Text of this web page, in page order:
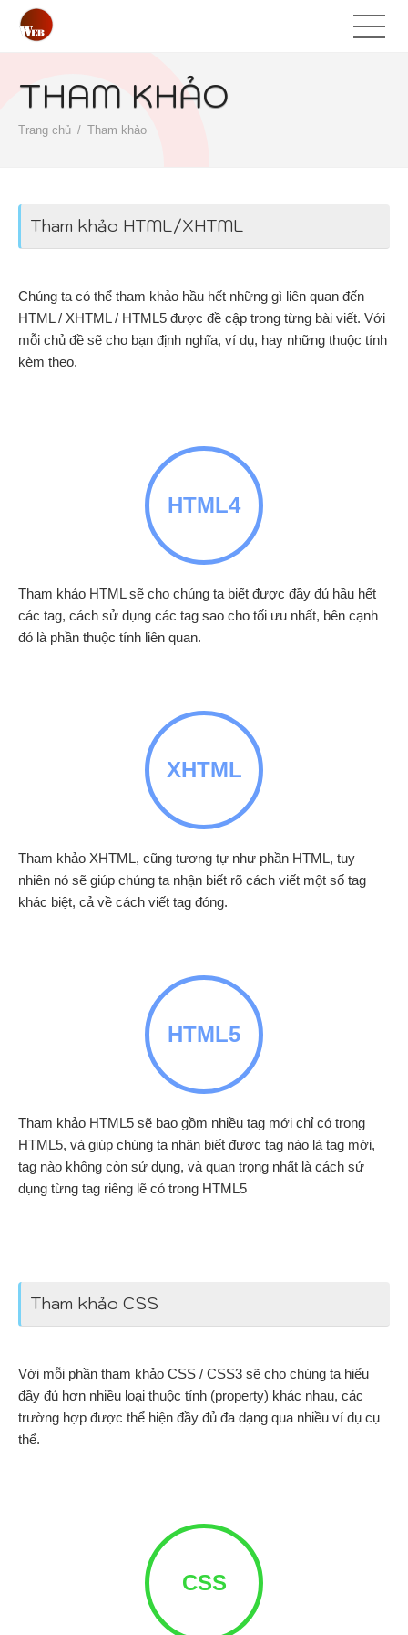
THAM KHẢO
Trang chủ Tham khảo
Tham khảo HTML/XHTML
Chúng ta có thể tham khảo hầu hết những gì liên quan đến
HTML / XHTML / HTML5 được đề cập trong từng bài viết. Với
mỗi chủ đề sẽ cho bạn định nghĩa, ví dụ, hay những thuộc tính
kèm theo.
HTML4
Tham khảo HTML sẽ cho chúng ta biết được đầy đủ hầu hết
các tag, cách sử dụng các tag sao cho tối ưu nhất, bên cạnh
đó là phần thuộc tính liên quan.
XHTML
Tham khảo XHTML, cũng tương tự như phần HTML, tuy
nhiên nó sẽ giúp chúng ta nhận biết rõ cách viết một số tag
khác biệt, cả về cách viết tag đóng.
HTML5
Tham khảo HTML5 sẽ bao gồm nhiều tag mới chỉ có trong
HTML5, và giúp chúng ta nhận biết được tag nào là tag mới,
tag nào không còn sử dụng, và quan trọng nhất là cách sử
dụng từng tag riêng lẽ có trong HTML5
Tham khảo CSS
Với mỗi phần tham khảo CSS / CSS3 sẽ cho chúng ta hiểu
đầy đủ hơn nhiều loại thuộc tính (property) khác nhau, các
trường hợp được thể hiện đầy đủ đa dạng qua nhiều ví dụ cụ
thể.
CSS